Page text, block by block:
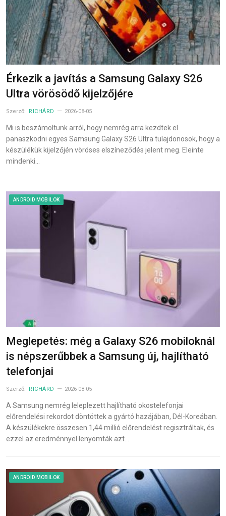
Érkezik a javítás a Samsung Galaxy S26
Ultra vörösödő kijelzőjére
Szerző: RICHÁRD 2026-08-05
Mi is beszámoltunk arról, hogy nemrég arra kezdtek el
panaszkodni egyes Samsung Galaxy S26 Ultra tulajdonosok, hogy a
készülékük kijelzőjén vöröses elszíneződés jelent meg. Eleinte
mindenki…
ANDROID MOBILOK
Meglepetés: még a Galaxy S26 mobiloknál
is népszerűbbek a Samsung új, hajlítható
telefonjai
Szerző: RICHÁRD 2026-08-05
A Samsung nemrég leleplezett hajlítható okostelefonjai
előrendelési rekordot döntöttek a gyártó hazájában, Dél-Koreában.
A készülékekre összesen 1,44 millió előrendelést regisztráltak, és
ezzel az eredménnyel lenyomták azt…
ANDROID MOBILOK